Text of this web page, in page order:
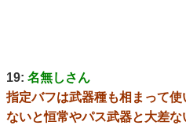
19: 名無しさん
指定バフは武器種も相まって
ないと恒常やパス武器と大差